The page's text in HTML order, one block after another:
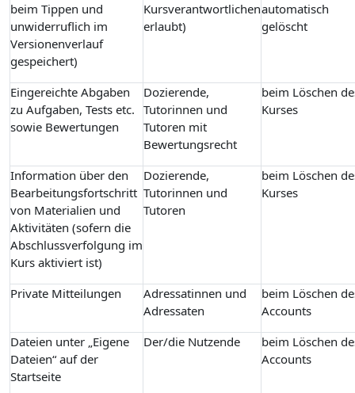
beim Tippen und
unwiderruflich im
Versionenverlauf
gespeichert)
Kursverantwortlichen
erlaubt)
automatisch
gelöscht
Eingereichte Abgaben
zu Aufgaben, Tests etc.
sowie Bewertungen
Dozierende,
Tutorinnen und
Tutoren mit
Bewertungsrecht
beim Löschen
Kurses
Information über den
Bearbeitungsfortschritt
von Materialien und
Aktivitäten (sofern die
Abschlussverfolgung im
Kurs aktiviert ist)
Dozierende,
Tutorinnen und
Tutoren
beim Löschen
Kurses
Private Mitteilungen
Adressatinnen und
Adressaten
beim Löschen
Accounts
Dateien unter „Eigene
Dateien“ auf der
Startseite
Der/die Nutzende
beim Löschen
Accounts